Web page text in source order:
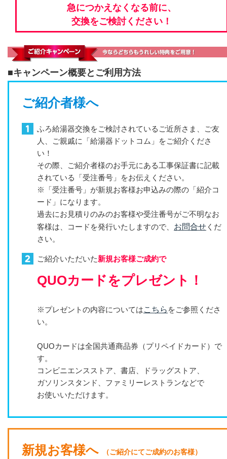
急につかえなくなる前に、
交換をご検討ください！
■キャンペーン概要とご利用方法
ご紹介者様へ
ふろ給湯器交換をご検討されているご近所さま、ご友
人、ご親戚に「給湯器ドットコム」をご紹介くださ
い！
その際、ご紹介者様のお手元にある工事保証書に記載
されている「受注番号」をお伝えください。
※「受注番号」が新規お客様お申込みの際の「紹介コ
ード」になります。
過去にお見積りのみのお客様や受注番号がご不明なお
客様は、コードを発行いたしますので、 お問合せ くだ
さい。
ご紹介いただいた新規お客様ご成約で
QUOカードをプレゼント！
※プレゼントの内容についてはこちら をご参照くださ
い。
QUOカードは全国共通商品券（プリペイドカード）で
す。
コンビニエンスストア、書店、ドラッグストア、
ガソリンスタンド、ファミリーレストランなどで
お使いいただけます。
新規お客様へ （ご紹介にてご成約のお客様）